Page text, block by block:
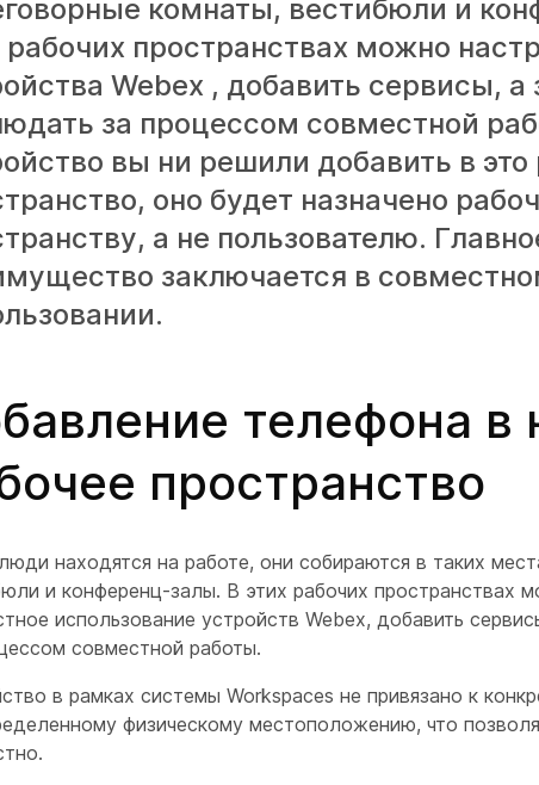
комнаты, вестибюли и
рабочих пространствах можно
Webex , добавить сервисы, а
за процессом совместной
вы ни решили добавить в это
оно будет назначено
а не пользователю.
заключается в
телефона в
пространство
находятся на работе, они собираются в таких
и конференц-залы. В этих рабочих пространствах
использование устройств Webex, добавить
совместной работы.
в рамках системы Workspaces не привязано к
физическому местоположению, что